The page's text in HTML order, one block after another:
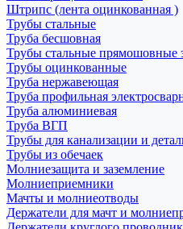
Штрипс (лента оцинкованная )
Трубы стальные
Труба бесшовная
Трубы стальные прямошовные
Трубы оцинкованные
Труба нержавеющая
Труба профильная
Труба алюминиевая
Труба ВГП
Трубы для канализации и
Трубы из обечаек
Молниезащита и заземление
Молниеприемники
Мачты и молниеотводы
Держатели для мачт и